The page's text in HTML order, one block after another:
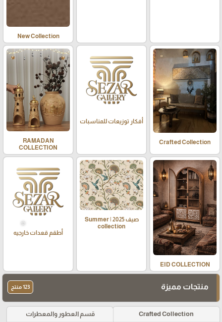
New Collection
Crafted Collection
أفكار توزيعات للمناسبات
RAMADAN
COLLECTION
EID COLLECTION
صيف 2025 | Summer
collection
أطقم قعدات خارجيه
منتجات مميزة 123 منتج
Crafted Collection قسم العطور والمعطرات